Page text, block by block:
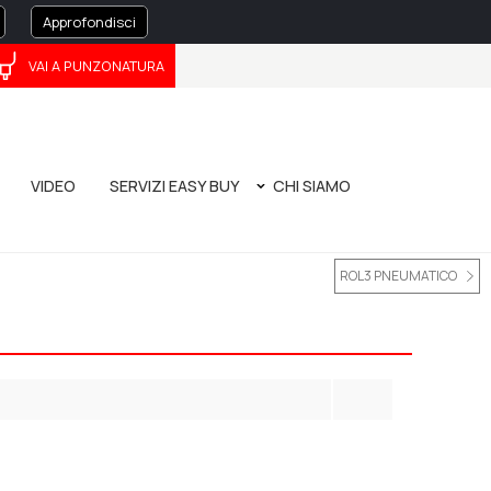
Approfondisci
VIDEO SERVIZI EASY BUY CHI SIAMO
VAI A PUNZONATURA
ROL3 PNEUMATICO